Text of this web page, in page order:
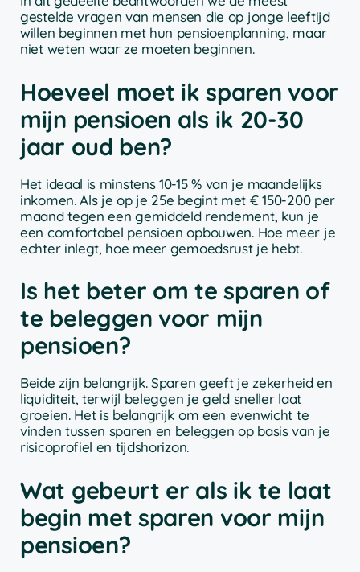
gestelde vragen van mensen die op jonge leeftijd
willen beginnen met hun pensioenplanning, maar
niet weten waar ze moeten beginnen.
Hoeveel moet ik sparen voor
mijn pensioen als ik 20-30
jaar oud ben?
Het ideaal is minstens 10-15 % van je maandelijks
inkomen. Als je op je 25e begint met € 150-200 per
maand tegen een gemiddeld rendement, kun je
een comfortabel pensioen opbouwen. Hoe meer je
echter inlegt, hoe meer gemoedsrust je hebt.
Is het beter om te sparen of
te beleggen voor mijn
pensioen?
Beide zijn belangrijk. Sparen geeft je zekerheid en
liquiditeit, terwijl beleggen je geld sneller laat
groeien. Het is belangrijk om een evenwicht te
vinden tussen sparen en beleggen op basis van je
risicoprofiel en tijdshorizon.
Wat gebeurt er als ik te laat
begin met sparen voor mijn
pensioen?